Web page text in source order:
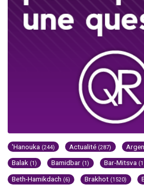
'Hanouka (244) Actualité (287)
Balak (1) Bamidbar (1) Bar-Mitsva
Beth-Hamikdach (6) Brakhot (1520)